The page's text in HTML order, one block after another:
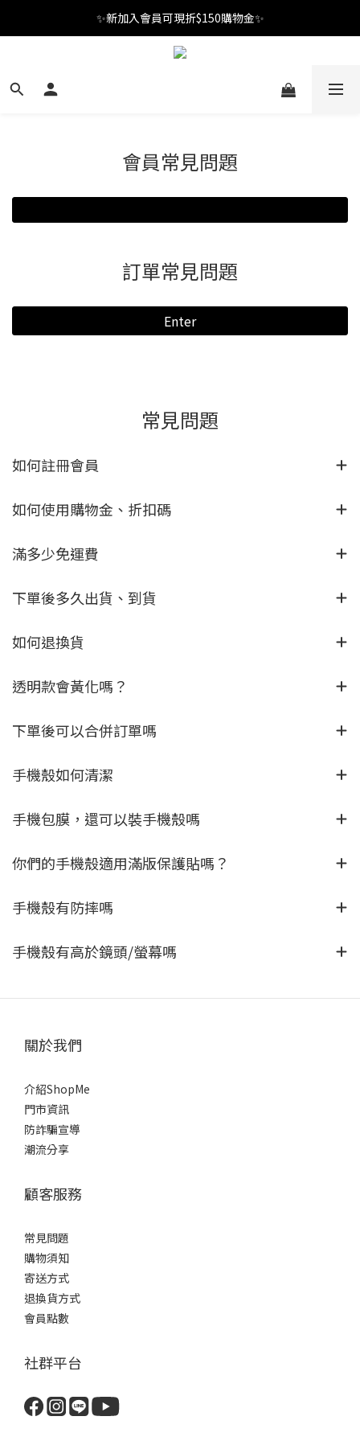
✨新加入會員可現折$150購物金✨
✨新加入會員可現折$150購物金✨
Welcome
會員常見問題
訂單常見問題
Enter
常見問題
如何註冊會員
如何使用購物金、折扣碼
滿多少免運費
下單後多久出貨、到貨
如何退換貨
透明款會黃化嗎？
下單後可以合併訂單嗎
手機殼如何清潔
手機包膜，還可以裝手機殼嗎
你們的手機殼適用滿版保護貼嗎？
手機殼有防摔嗎
手機殼有高於鏡頭/螢幕嗎
關於我們
介紹ShopMe
門市資訊
防詐騙宣導
潮流分享
顧客服務
常見問題
購物須知
寄送方式
退換貨方式
會員點數
社群平台